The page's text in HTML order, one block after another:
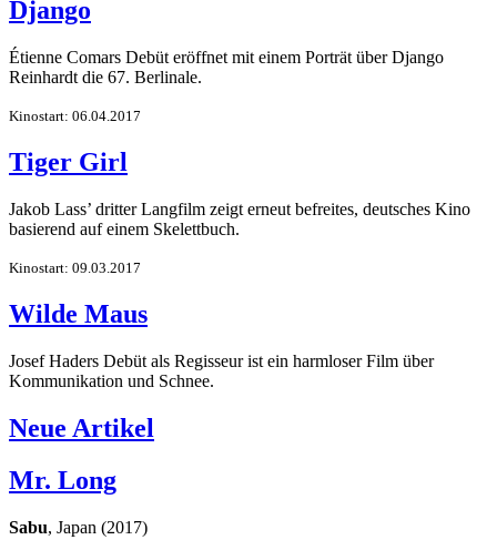
Django
Étienne Comars Debüt eröffnet mit einem Porträt über Django
Reinhardt die 67. Berlinale.
Kinostart: 06.04.2017
Tiger Girl
Jakob Lass’ dritter Langfilm zeigt erneut befreites, deutsches Kino
basierend auf einem Skelettbuch.
Kinostart: 09.03.2017
Wilde Maus
Josef Haders Debüt als Regisseur ist ein harmloser Film über
Kommunikation und Schnee.
Neue Artikel
Mr. Long
Sabu, Japan (2017)